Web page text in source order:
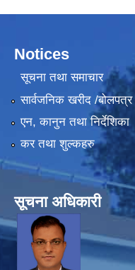
Notices
सूचना तथा समाचार
सार्वजनिक खरीद /
एन, कानुन तथा निर्देशिका
कर तथा शुल्कहरु
सूचना अधिकारी